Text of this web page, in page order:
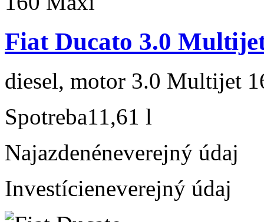
Fiat Ducato 3.0
diesel, motor 3.0 Multijet
Spotreba11,61 l
Najazdenéneverejný údaj
Investícieneverejný údaj